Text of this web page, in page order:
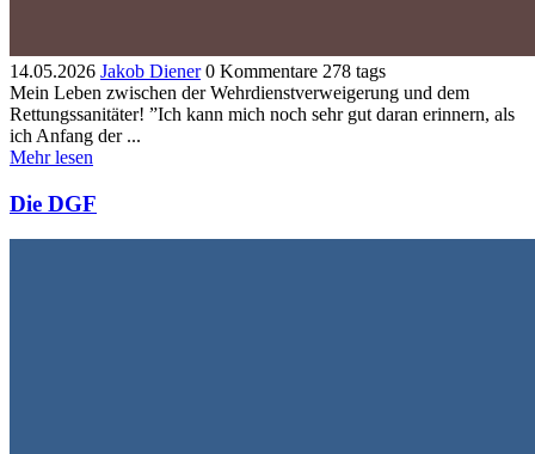
14.05.2026 Jakob Diener 0 Kommentare 278 tags
Mein Leben zwischen der Wehrdienstverweigerung und dem
Rettungssanitäter! ”Ich kann mich noch sehr gut daran erinnern, als
ich Anfang der ...
Mehr lesen
Die DGF